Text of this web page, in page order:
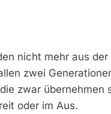
nicht mehr aus
zwei
zwar übernehmen
oder im Aus.